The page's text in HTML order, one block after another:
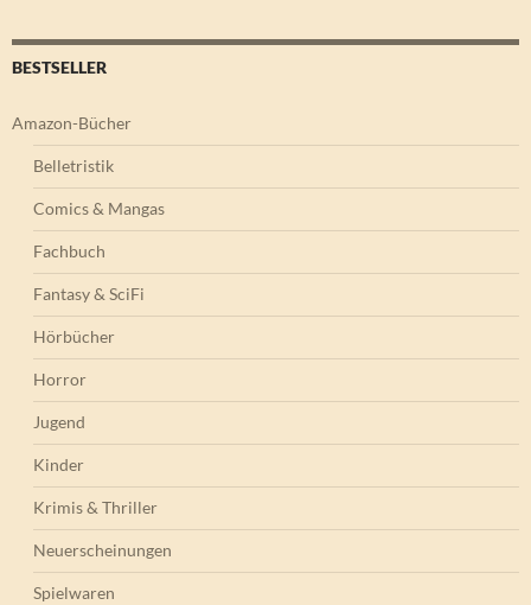
BESTSELLER
Amazon-Bücher
Belletristik
Comics & Mangas
Fachbuch
Fantasy & SciFi
Hörbücher
Horror
Jugend
Kinder
Krimis & Thriller
Neuerscheinungen
Spielwaren